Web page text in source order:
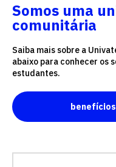
Somos uma
comunitária
Saiba mais sobre a
abaixo para conhecer os
estudantes.